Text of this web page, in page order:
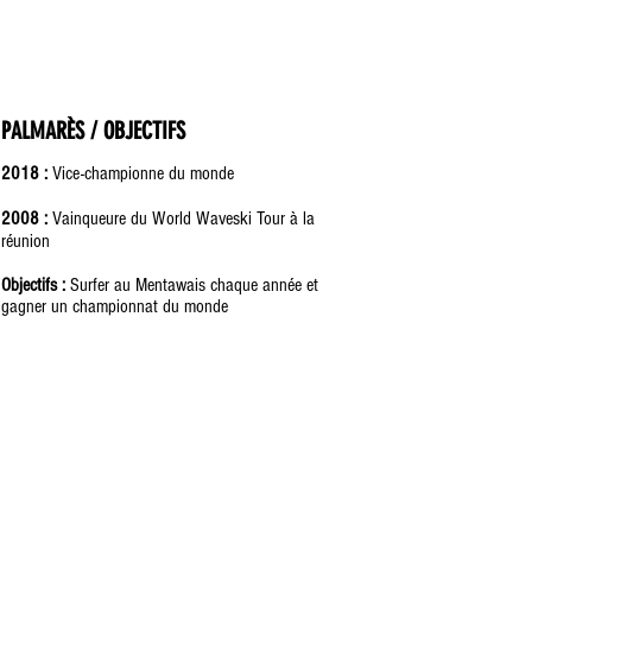
PALMARÈS / OBJECTIFS
2018 : Vice-championne du monde
2008 : Vainqueure du World Waveski Tour à la
réunion
Objectifs : Surfer au Mentawais chaque année et
gagner un championnat du monde